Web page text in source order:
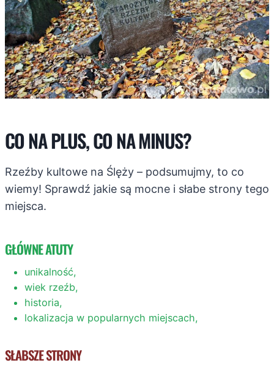
CO NA PLUS, CO NA MINUS?
Rzeźby kultowe na Ślęży – podsumujmy, to co
wiemy! Sprawdź jakie są mocne i słabe strony tego
miejsca.
GŁÓWNE ATUTY
unikalność,
wiek rzeźb,
historia,
lokalizacja w popularnych miejscach,
SŁABSZE STRONY